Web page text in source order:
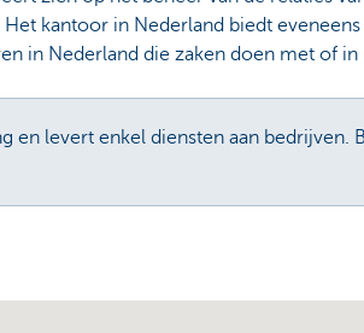
kantoor in Nederland biedt
in Nederland die zaken doen met of in
en levert enkel diensten aan bedrijven.